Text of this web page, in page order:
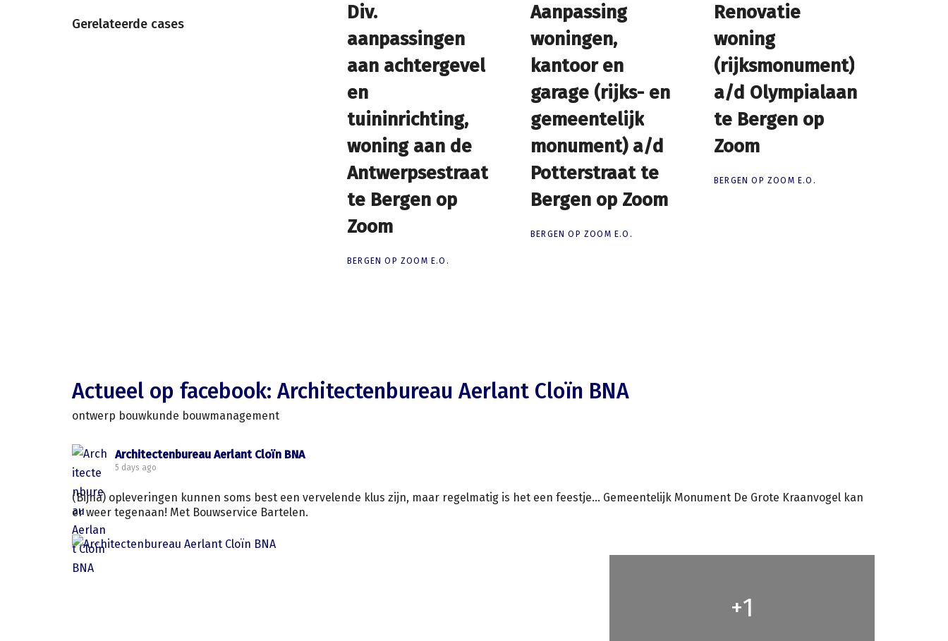
Gerelateerde cases
Div.
aanpassingen
aan achtergevel
en
tuininrichting,
woning aan de
Antwerpsestraat
te Bergen op
Zoom
Div.
aanpassingen
aan achtergevel
en
tuininrichting,
woning aan de
Antwerpsestraat
te Bergen op
Zoom
BERGEN OP ZOOM E.O.
Aanpassing
woningen,
kantoor en
garage (rijks- en
gemeentelijk
monument) a/d
Potterstraat te
Bergen op Zoom
Aanpassing
woningen,
kantoor en
garage (rijks- en
gemeentelijk
monument) a/d
Potterstraat te
Bergen op Zoom
BERGEN OP ZOOM E.O.
Renovatie
woning
(rijksmonument)
a/d Olympialaan
te Bergen op
Zoom
Renovatie
woning
(rijksmonument)
a/d Olympialaan
te Bergen op
Zoom
BERGEN OP ZOOM E.O.
Actueel op facebook: Architectenbureau Aerlant Cloïn BNA
ontwerp bouwkunde bouwmanagement
Architectenbureau Aerlant Cloïn BNA
5 days ago
(Bijna) opleveringen kunnen soms best een vervelende klus zijn, maar regelmatig is het een feestje... Gemeentelijk Monument De Grote Kraanvogel kan
er weer tegenaan! Met Bouwservice Bartelen.
+1